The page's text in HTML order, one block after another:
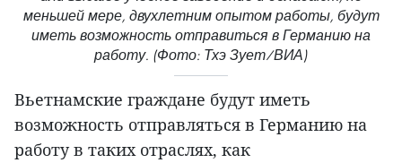
меньшей мере, двухлетним опытом работы, будут
иметь возможность отправиться в Германию на
работу. (Фото: Тхэ Зует/ВИА)
Вьетнамские граждане будут иметь
возможность отправляться в Германию на
работу в таких отраслях, как